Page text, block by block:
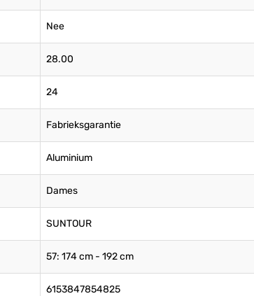
Nee
28.00
24
Fabrieksgarantie
Aluminium
Dames
SUNTOUR
57: 174 cm - 192 cm
6153847854825